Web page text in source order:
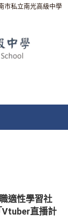
市私立南光高級中學
適性學習社
Vtuber直播計